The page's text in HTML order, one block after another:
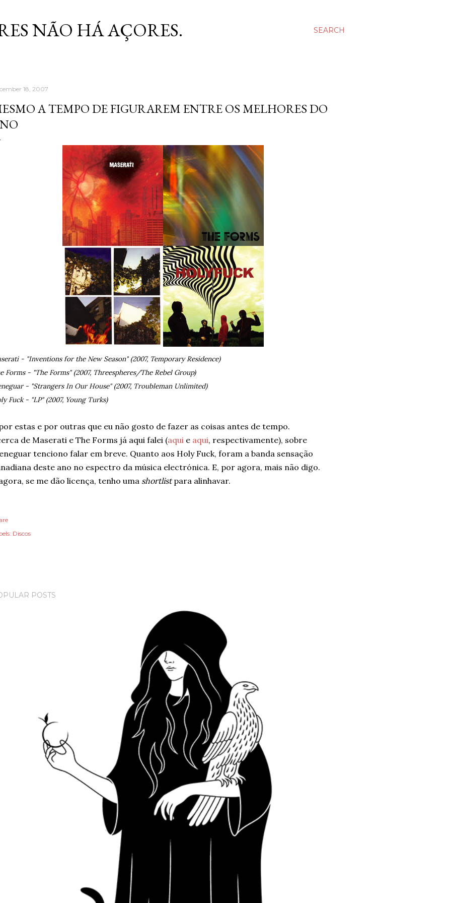
SEARCH
NÃO HÁ AÇORES.
18, 2007
A TEMPO DE FIGURAREM ENTRE OS MELHORES DO
- "Inventions for the New Season" (2007, Temporary Residence)
Forms - "The Forms" (2007, Threespheres/The Rebel Group)
- "Strangers In Our House" (2007, Troubleman Unlimited)
Fuck - "LP" (2007, Young Turks)
estas e por outras que eu não gosto de fazer as coisas antes de tempo.
de Maserati e The Forms já aqui falei (aqui e aqui, respectivamente), sobre
tenciono falar em breve. Quanto aos Holy Fuck, foram a banda sensação
deste ano no espectro da música electrónica. E, por agora, mais não digo.
se me dão licença, tenho uma shortlistpara alinhavar.
Discos
POSTS